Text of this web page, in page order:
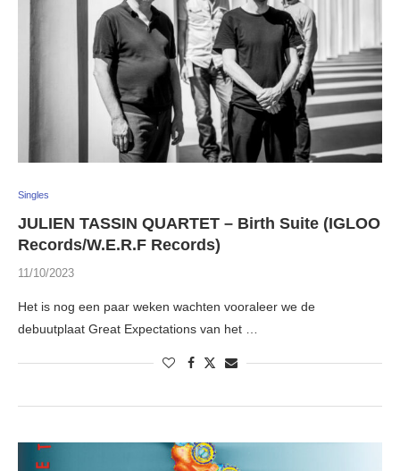
Singles
JULIEN TASSIN QUARTET – Birth Suite (IGLOO
Records/W.E.R.F Records)
11/10/2023
Het is nog een paar weken wachten vooraleer we de
debuutplaat Great Expectations van het …